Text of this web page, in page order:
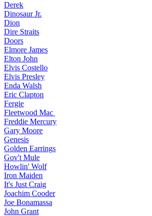
Derek
Dinosaur Jr.
Dion
Dire Straits
Doors
Elmore James
Elton John
Elvis Costello
Elvis Presley
Enda Walsh
Eric Clapton
Fergie
Fleetwood Mac
Freddie Mercury
Gary Moore
Genesis
Golden Earrings
Gov't Mule
Howlin' Wolf
Iron Maiden
It's Just Craig
Joachim Cooder
Joe Bonamassa
John Grant